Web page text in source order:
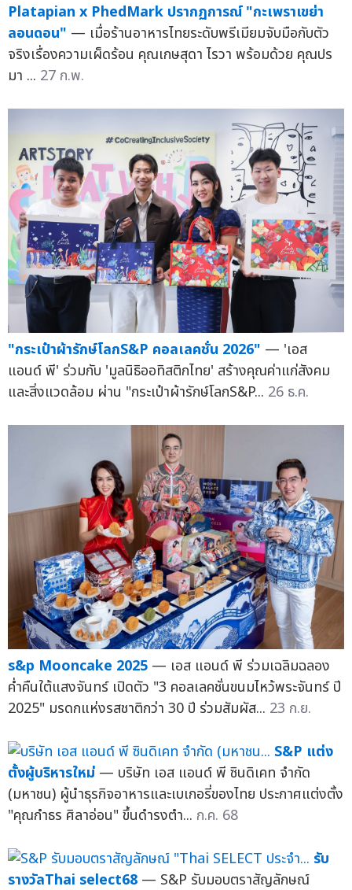
Platapian x PhedMark ปรากฏการณ์ "กะเพราเขย่า
ลอนดอน" — เมื่อร้านอาหารไทยระดับพรีเมียมจับมือกับตัว
จริงเรื่องความเผ็ดร้อน คุณเกษสุดา ไรวา พร้อมด้วย คุณปร
มา ... 27 ก.พ.
"กระเป๋าผ้ารักษ์โลกS&P คอลเลคชั่น 2026" — 'เอส
แอนด์ พี' ร่วมกับ 'มูลนิธิออทิสติกไทย' สร้างคุณค่าแก่สังคม
และสิ่งแวดล้อม ผ่าน "กระเป๋าผ้ารักษ์โลกS&P... 26 ธ.ค.
s&p Mooncake 2025 — เอส แอนด์ พี ร่วมเฉลิมฉลอง
ค่ำคืนใต้แสงจันทร์ เปิดตัว "3 คอลเลคชั่นขนมไหว้พระจันทร์ ปี
2025" มรดกแห่งรสชาติกว่า 30 ปี ร่วมสัมผัส... 23 ก.ย.
S&P แต่ง
ตั้งผู้บริหารใหม่ — บริษัท เอส แอนด์ พี ซินดิเคท จำกัด
(มหาชน) ผู้นำธุรกิจอาหารและเบเกอรี่ของไทย ประกาศแต่งตั้ง
"คุณกำธร ศิลาอ่อน" ขึ้นดำรงตำ... ก.ค. 68
รับ
รางวัลThai select68 — S&P รับมอบตราสัญลักษณ์